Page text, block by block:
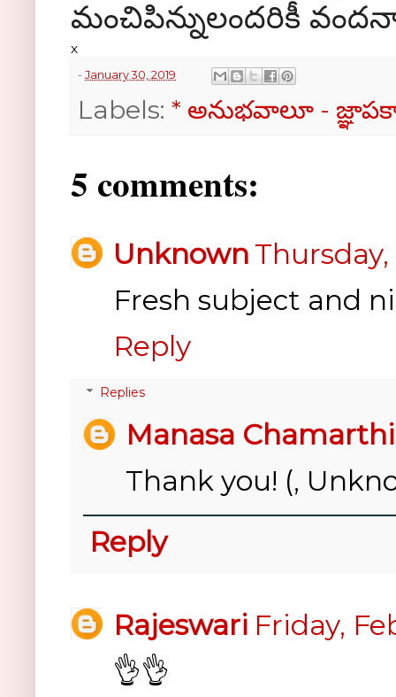
మంచిపిన్నులందరికీ
x
- January 30, 2019
Labels: * అనుభవాలూ -
5 comments:
Unknown Thursday,
Fresh subject and
Reply
Replies
Manasa Chamarthi
Thank you! (,
Reply
Rajeswari Friday,
👌👌